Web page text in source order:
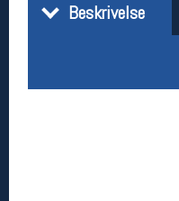
Beskrivelse
Åpningstider